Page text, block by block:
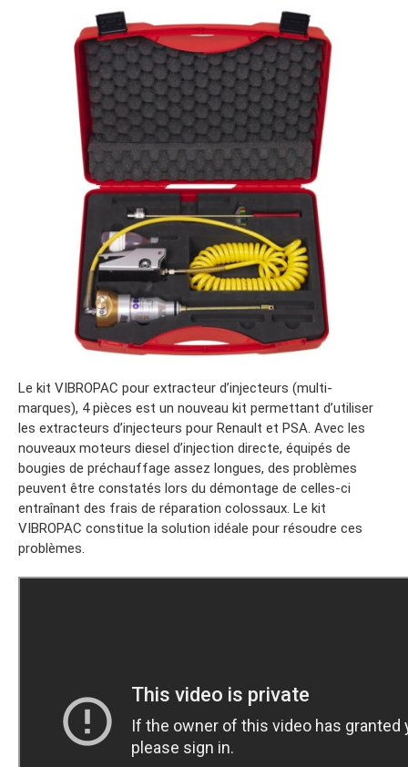
Le kit VIBROPAC pour extracteur d’injecteurs (multi-
marques), 4 pièces est un nouveau kit permettant d’utiliser
les extracteurs d’injecteurs pour Renault et PSA. Avec les
nouveaux moteurs diesel d’injection directe, équipés de
bougies de préchauffage assez longues, des problèmes
peuvent être constatés lors du démontage de celles-ci
entraînant des frais de réparation colossaux. Le kit
VIBROPAC constitue la solution idéale pour résoudre ces
problèmes.